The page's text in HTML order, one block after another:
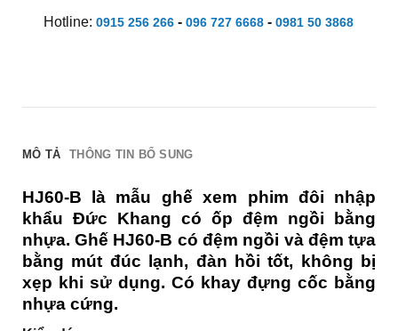
Hotline: 0915 256 266- 096 727 6668- 0981 50 3868
MÔ TẢ THÔNG TIN BỔ SUNG
HJ60-B là mẫu ghế xem phim đôi nhập
khẩu Đức Khang có ốp đệm ngồi bằng
nhựa. Ghế HJ60-B có đệm ngồi và đệm tựa
bằng mút đúc lạnh, đàn hồi tốt, không bị
xẹp khi sử dụng. Có khay đựng cốc bằng
nhựa cứng.